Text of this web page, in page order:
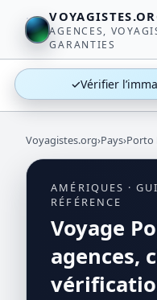
AGENCES,
GARANTIES
✓Vérifier
Voyagistes.org›Pays›Porto
AMÉRIQUES ·
RÉFÉRENCE
Voyage
agences,